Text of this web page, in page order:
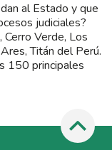
al Estado y que
judiciales?
Cerro Verde, Los
Titán del Perú.
150 principales